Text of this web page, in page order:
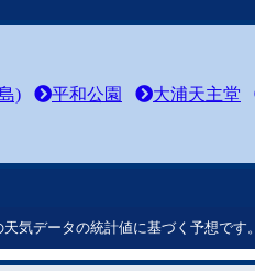
) 平和公園 大浦天主堂
気データの統計値に基づく予想です。